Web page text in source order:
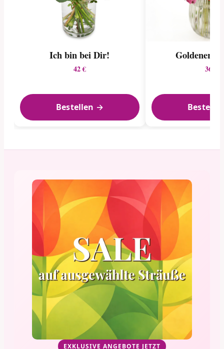
Ich bin bei Dir!
42 €
Bestellen →
Goldener
36 €
EXKLUSIVE ANGEBOTE JETZT